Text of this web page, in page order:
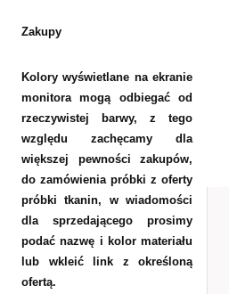
Zakupy
Kolory wyświetlane na ekranie
monitora mogą odbiegać od
rzeczywistej barwy, z tego
względu zachęcamy dla
większej pewności zakupów,
do zamówienia próbki z oferty
próbki tkanin, w wiadomości
dla sprzedającego prosimy
podać nazwę i kolor materiału
lub wkleić link z określoną
ofertą.